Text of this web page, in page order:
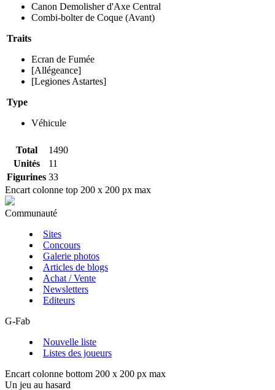
Canon Demolisher d'Axe Central
Combi-bolter de Coque (Avant)
Traits
Ecran de Fumée
[Allégeance]
[Legiones Astartes]
Type
Véhicule
Total
1490
Unités
11
Figurines 33
Encart colonne top 200 x 200 px max
Communauté
Sites
Concours
Galerie photos
Articles de blogs
Achat / Vente
Newsletters
Editeurs
G-Fab
Nouvelle liste
Listes des joueurs
Encart colonne bottom 200 x 200 px max
Un jeu au hasard